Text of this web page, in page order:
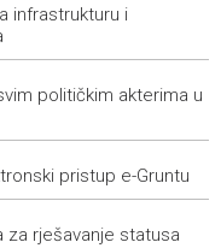
funding for UNESCO
dialogue with all
kalendaru do
ujedinjene protiv
infrastrukturu i
političkim akterima u
pristup e-Gruntu
rješavanje statusa